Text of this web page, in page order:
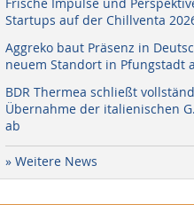
Startups auf der Chillventa
Aggreko baut Präsenz in
neuem Standort in Pfungstadt
BDR Thermea schließt
Übernahme der italienischen
ab
» Weitere News